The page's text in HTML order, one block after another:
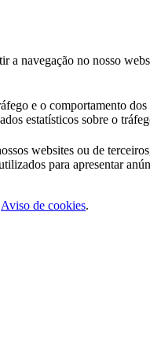
a navegação no nosso
e o comportamento
estatísticos sobre o
websites ou de
para apresentar
Aviso de cookies.